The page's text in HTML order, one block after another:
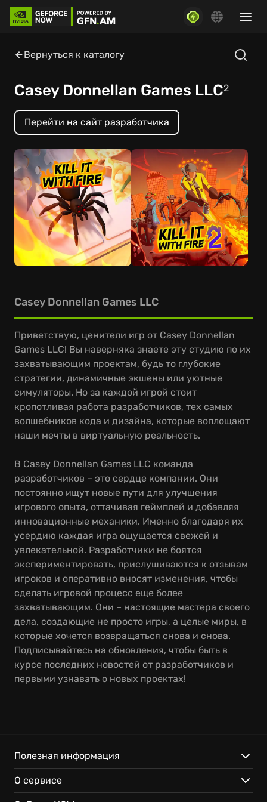
Вернуться к каталогу
Casey Donnellan Games LLC2
Перейти на сайт разработчика
Casey Donnellan Games LLC
Приветствую, ценители игр от Casey Donnellan
Games LLC! Вы наверняка знаете эту студию по их
захватывающим проектам, будь то глубокие
стратегии, динамичные экшены или уютные
симуляторы. Но за каждой игрой стоит
кропотливая работа разработчиков, тех самых
волшебников кода и дизайна, которые воплощают
наши мечты в виртуальную реальность.
В Casey Donnellan Games LLC команда
разработчиков – это сердце компании. Они
постоянно ищут новые пути для улучшения
игрового опыта, оттачивая геймплей и добавляя
инновационные механики. Именно благодаря их
усердию каждая игра ощущается свежей и
увлекательной. Разработчики не боятся
экспериментировать, прислушиваются к отзывам
игроков и оперативно вносят изменения, чтобы
сделать игровой процесс еще более
захватывающим. Они – настоящие мастера своего
дела, создающие не просто игры, а целые миры, в
которые хочется возвращаться снова и снова.
Подписывайтесь на обновления, чтобы быть в
курсе последних новостей от разработчиков и
первыми узнавать о новых проектах!
Полезная информация
О сервисе